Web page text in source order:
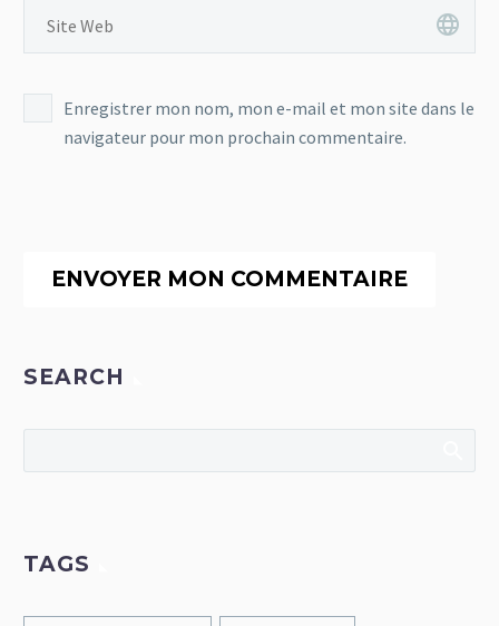
Enregistrer mon nom, mon e-mail et mon site dans le
navigateur pour mon prochain commentaire.
ENVOYER MON COMMENTAIRE
SEARCH
TAGS